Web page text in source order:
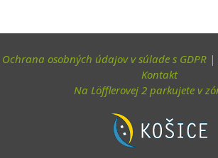
Ochrana osobných údajov v súlade s GDPR|
Kontakt
Na Löfflerovej 2 parkujete v